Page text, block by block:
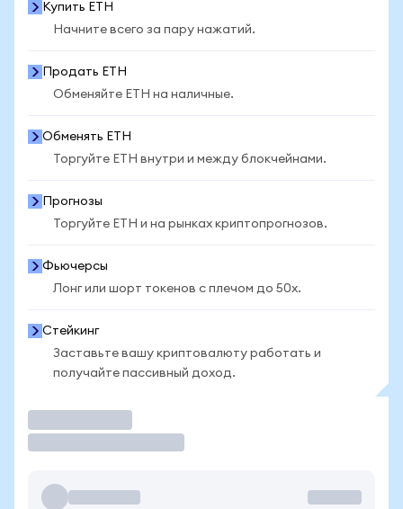
Купить ETH
Начните всего за пару нажатий.
Продать ETH
Обменяйте ETH на наличные.
Обменять ETH
Торгуйте ETH внутри и между блокчейнами.
Прогнозы
Торгуйте ETH и на рынках криптопрогнозов.
Фьючерсы
Лонг или шорт токенов с плечом до 50x.
Стейкинг
Заставьте вашу криптовалюту работать и
получайте пассивный доход.